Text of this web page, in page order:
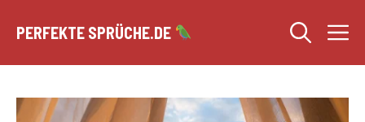
Inhalt
PERFEKTE SPRÜCHE.DE